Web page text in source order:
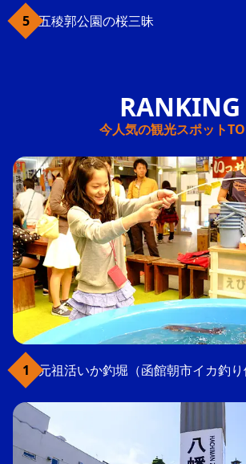
五稜郭公園の桜三昧
今人気の観光スポット
元祖活いか釣堀（函館朝市イカ釣り